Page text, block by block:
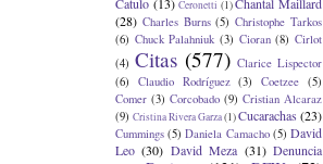
Ceronetti (1)
(28) Charles Burns (5) Christophe Tarkos
(6) Chuck Palahniuk (3) Cioran (8) Cirlot
(4) Citas (577) Clarice Lispector
(6)
Claudio Rodríguez (3) Coetzee (5)
Comer (3) Corcobado (9) Cristian Alcaraz
(9) Cristina Rivera Garza(1)Cucarachas (23)
Cummings (5) Daniela Camacho (5) David
Leo (30) David Meza (31) Denuncia